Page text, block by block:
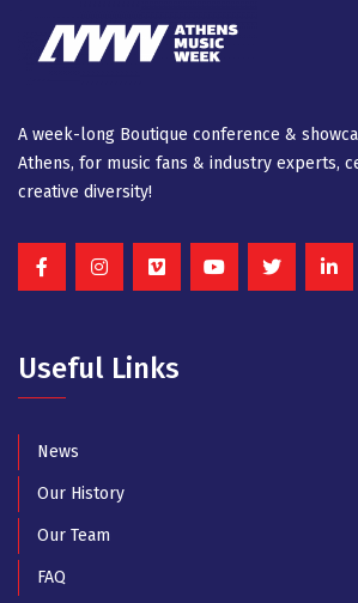
A week-long Βοutique conference &
Athens, for music fans & industry experts,
creative diversity!
Useful Links
News
Our History
Our Team
FAQ